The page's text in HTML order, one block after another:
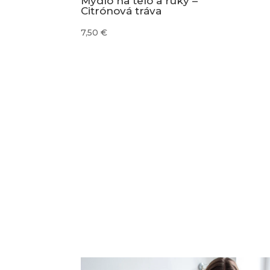
Citrónová tráva
7,50€